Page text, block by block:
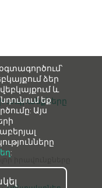
ապրանքները
իրավունքները
ձեր
և
եք
Այս
: